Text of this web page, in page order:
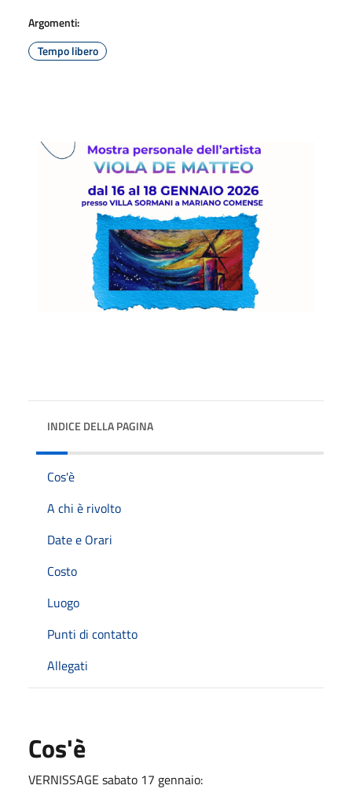
Argomenti:
Tempo libero
INDICE DELLA PAGINA
Cos'è
A chi è rivolto
Date e Orari
Costo
Luogo
Punti di contatto
Allegati
Cos'è
VERNISSAGE sabato 17 gennaio: